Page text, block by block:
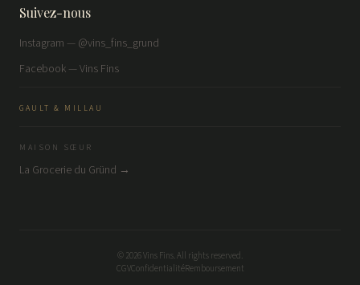
Suivez-nous
Instagram — @vins_fins_grund
Facebook — Vins Fins
GAULT & MILLAU
MAISON SŒUR
La Grocerie du Gründ →
© 2026Vins Fins. All rights reserved.
CGVConfidentialitéRemboursement